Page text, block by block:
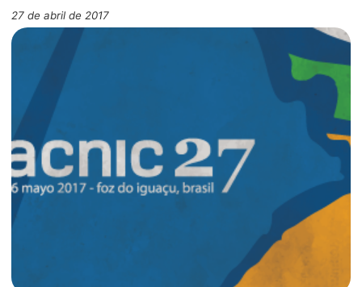
27 de abril de 2017